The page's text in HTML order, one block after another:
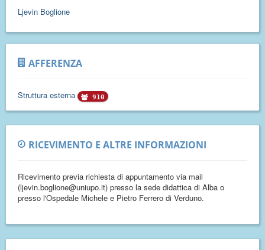
Ljevin Boglione
AFFERENZA
Struttura esterna 910
RICEVIMENTO E ALTRE INFORMAZIONI
Ricevimento previa richiesta di appuntamento via mail
(ljevin.boglione@uniupo.it) presso la sede didattica di Alba o
presso l'Ospedale Michele e Pietro Ferrero di Verduno.